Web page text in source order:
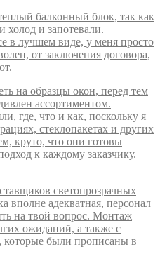
балконный блок, так как
холод и запотевали.
в лучшем виде, у меня просто
от заключения договора,
на образцы окон, перед тем
ассортиментом.
где, что и как, поскольку я
стеклопакетах и других
круто, что они готовы
к каждому заказчику.
светопрозрачных
вполне адекватная, персонал
на твой вопрос. Монтаж
ожиданий, а также с
которые были прописаны в